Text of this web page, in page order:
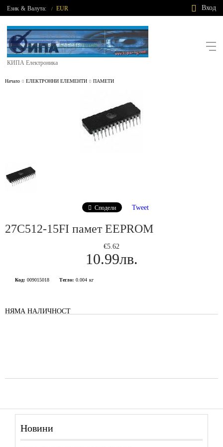
Език & Валута: / EUR Вход
КИПА Електроника
Начало ЕЛЕКТРОННИ ЕЛЕМЕНТИ ПАМЕТИ
Сподели Tweet
27C512-15FI памет EEPROM
€5.62
10.99лв.
Код: 009015018 Тегло: 0.004 кг
НЯМА НАЛИЧНОСТ
Новини